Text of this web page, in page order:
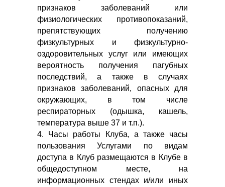
признаков заболеваний или
физиологических противопоказаний,
препятствующих получению
физкультурных и физкультурно-
оздоровительных услуг или имеющих
вероятность получения пагубных
последствий, а также в случаях
признаков заболеваний, опасных для
окружающих, в том числе
респираторных (одышка, кашель,
температура выше 37 и т.п.).
4. Часы работы Клуба, а также часы
пользования Услугами по видам
доступа в Клуб размещаются в Клубе в
общедоступном месте, на
информационных стендах и/или иных